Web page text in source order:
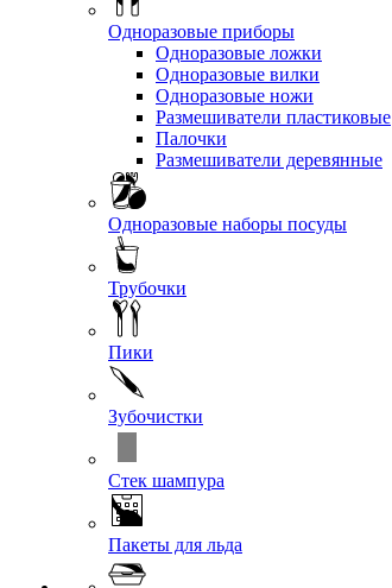
Одноразовые приборы
Одноразовые ложки
Одноразовые вилки
Одноразовые ножи
Размешиватели пластиковые
Палочки
Размешиватели деревянные
Одноразовые наборы посуды
Трубочки
Пики
Зубочистки
Стек шампура
Пакеты для льда